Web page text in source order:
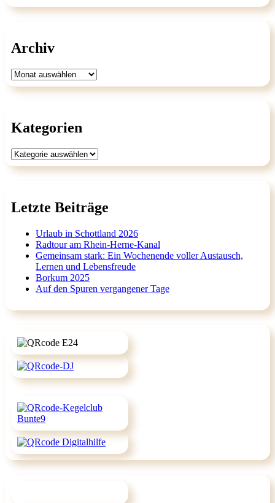
Archiv
Archiv
Kategorien
Kategorien
Letzte Beiträge
Urlaub in Schottland 2026
Radtour am Rhein-Herne-Kanal
Gemeinsam stark: Ein Wochenende voller Austausch,
Lernen und Lebensfreude
Borkum 2025
Auf den Spuren vergangener Tage